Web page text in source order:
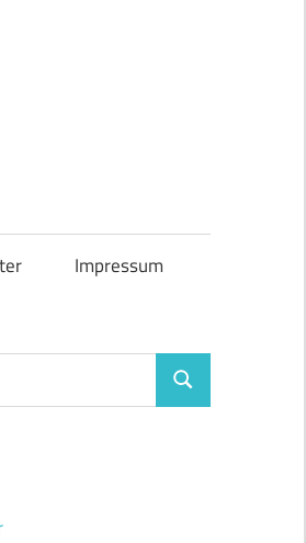
Impressum
Suchen